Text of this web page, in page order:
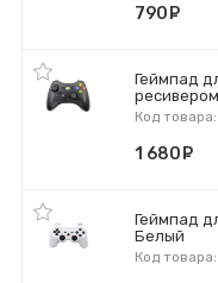
790
Геймпад
Код
1 680
Геймпад
Белый
Код